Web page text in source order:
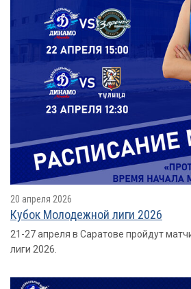
20 апреля 2026
Кубок Молодежной лиги 2026
21-27 апреля в Саратове пройдут
лиги 2026.